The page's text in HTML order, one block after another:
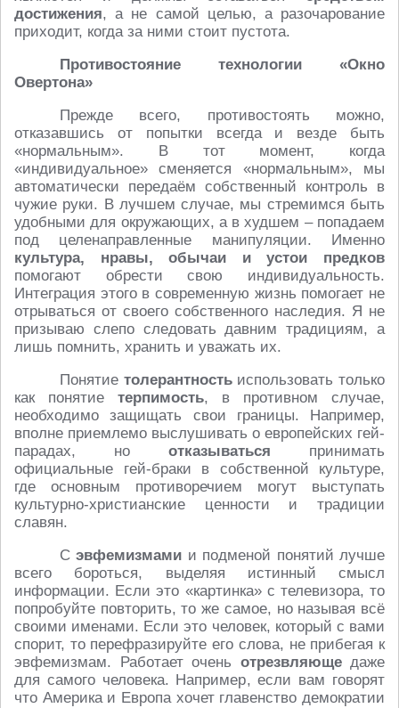
достижения, а не самой целью, а разочарование
приходит, когда за ними стоит пустота.
Противостояние технологии «Окно
Овертона»
Прежде всего, противостоять можно,
отказавшись от попытки всегда и везде быть
«нормальным». В тот момент, когда
«индивидуальное» сменяется «нормальным», мы
автоматически передаём собственный контроль в
чужие руки. В лучшем случае, мы стремимся быть
удобными для окружающих, а в худшем – попадаем
под целенаправленные манипуляции. Именно
культура, нравы, обычаи и устои предков
помогают обрести свою индивидуальность.
Интеграция этого в современную жизнь помогает не
отрываться от своего собственного наследия. Я не
призываю слепо следовать давним традициям, а
лишь помнить, хранить и уважать их.
Понятие толерантностьиспользовать только
как понятие терпимость, в противном случае,
необходимо защищать свои границы. Например,
вполне приемлемо выслушивать о европейских гей-
парадах, но отказываться принимать
официальные гей-браки в собственной культуре,
где основным противоречием могут выступать
культурно-христианские ценности и традиции
славян.
Сэвфемизмами и подменой понятий лучше
всего бороться, выделяя истинный смысл
информации. Если это «картинка» с телевизора, то
попробуйте повторить, то же самое, но называя всё
своими именами. Если это человек, который с вами
спорит, то перефразируйте его слова, не прибегая к
эвфемизмам. Работает очень отрезвляющедаже
для самого человека. Например, если вам говорят
что Америка и Европа хочет главенство демократии